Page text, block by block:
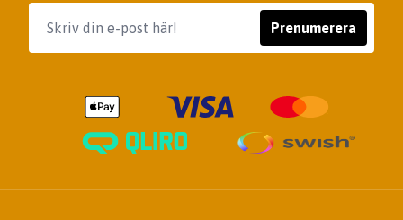
Prenumerera